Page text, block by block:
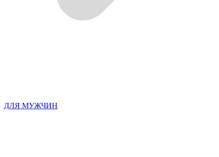
ДЛЯ МУЖЧИН